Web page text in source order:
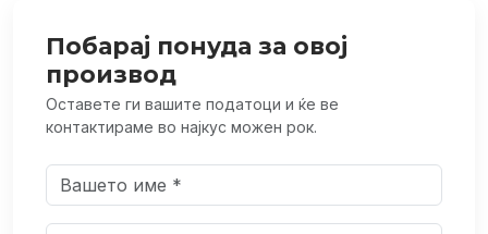
Побарај понуда за овој
производ
Оставете ги вашите податоци и ќе ве
контактираме во најкус можен рок.